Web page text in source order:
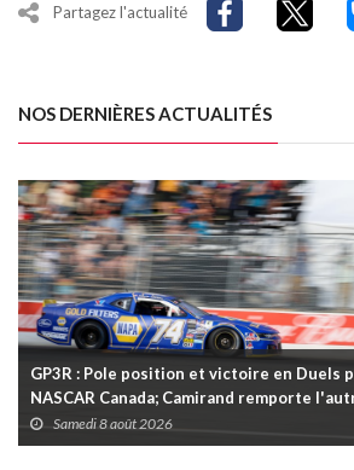
Partagez l'actualité
NOS DERNIÈRES ACTUALITÉS
GP3R : Pole position et victoire en Duels
NASCAR Canada; Camirand remporte
Samedi 8 août 2026